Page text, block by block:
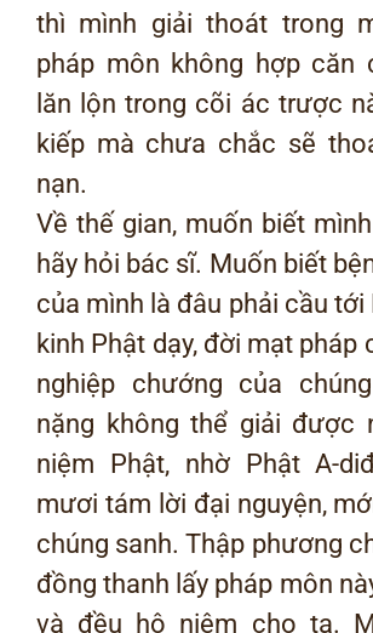
thì mình giải thoát trong
pháp môn không hợp căn
lăn lộn trong cõi ác trược
kiếp mà chưa chắc sẽ
nạn.
Về thế gian, muốn biết
hãy hỏi bác sĩ. Muốn biết
của mình là đâu phải cầu tới
kinh Phật dạy, đời mạt pháp
nghiệp chướng của
nặng không thể giải được
niệm Phật, nhờ Phật A-
mươi tám lời đại nguyện,
chúng sanh. Thập phương
đồng thanh lấy pháp môn
và đều hộ niệm cho ta.